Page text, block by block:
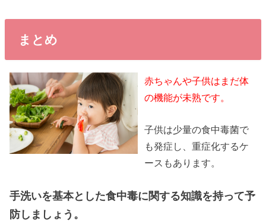
まとめ
赤ちゃんや子供はまだ体
の機能が未熟です。
子供は少量の食中毒菌で
も発症し、重症化するケ
ースもあります。
手洗いを基本とした食中毒に関する知識を持って予
防しましょう。